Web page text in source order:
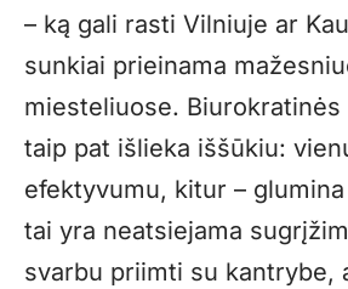
– ką gali rasti Vilniuje ar
sunkiai prieinama
miesteliuose.
taip pat išlieka iššūkiu:
efektyvumu, kitur –
tai yra neatsiejama
svarbu priimti su kantrybe,